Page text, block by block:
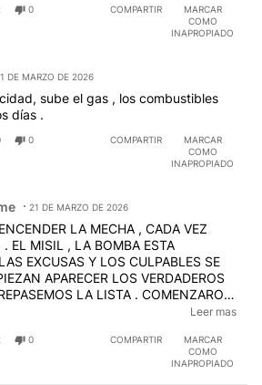
que lo lleva irremediablemente al
de gasto público/inflación del
0 COMPARTIR
MARCAR
COMO
INAPROPIADO
DE MARZO DE 2026
sube el gas , los combustibles
días .
0 COMPARTIR
MARCAR
COMO
INAPROPIADO
21 DE MARZO DE 2026
LA MECHA , CADA VEZ
. EL MISIL , LA BOMBA ESTA
EXCUSAS Y LOS CULPABLES SE
APARECER LOS VERDADEROS
LA LISTA . COMENZARON
Y SUS PROBLEMAS CONYUGALES ,
A CUALQUIERA QUE
Leer mas
0 COMPARTIR
MARCAR
COMO
INAPROPIADO